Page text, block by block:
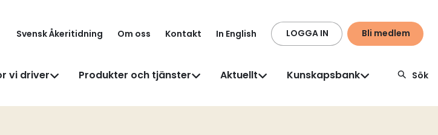
Svensk Åkeritidning Om oss Kontakt In English LOGGA IN Bli medlem
vi driver Produkter och tjänster Aktuellt Kunskapsbank Sök